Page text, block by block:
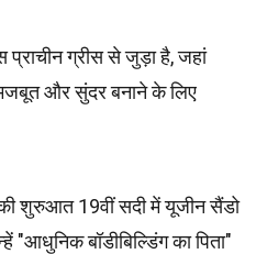
प्राचीन ग्रीस से जुड़ा है, जहां
और सुंदर बनाने के लिए
की शुरुआत 19वीं सदी में यूजीन सैंडो
"आधुनिक बॉडीबिल्डिंग का पिता"